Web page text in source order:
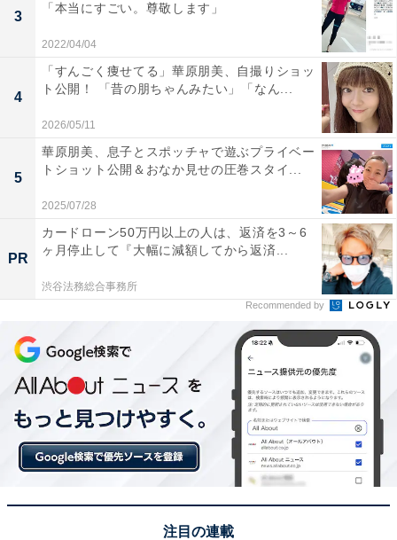
3
「本当にすごい。尊敬します」
2022/04/04
4
「すんごく痩せてる」華原朋美、自撮りショッ
ト公開！ 「昔の朋ちゃんみたい」「なん...
2026/05/11
5
華原朋美、息子とスポッチャで遊ぶプライベー
トショット公開＆おなか見せの圧巻スタイ...
2025/07/28
PR
カードローン50万円以上の人は、返済を3～6
ヶ月停止して『大幅に減額してから返済...
渋谷法務総合事務所
Recommended by
注目の連載